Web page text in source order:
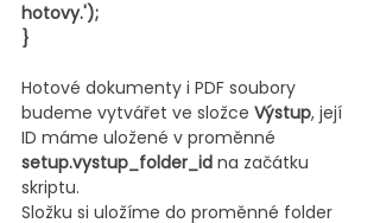
hotovy.');
}
Hotové dokumenty i PDF soubory
budeme vytvářet ve složce Výstup, její
ID máme uložené v proměnné
setup.vystup_folder_id na začátku
skriptu.
Složku si uložíme do proměnné folder